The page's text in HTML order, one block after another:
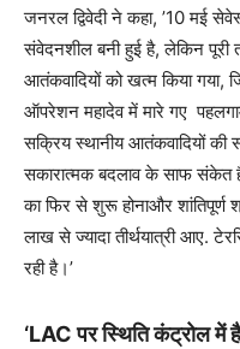
जनरल द्विवेदी ने कहा, ’10 मई
संवेदनशील बनी हुई है, लेकिन
आतंकवादियों को खत्म किया
ऑपरेशन महादेव में मारे गए
सक्रिय स्थानीय आतंकवादियों
सकारात्मक बदलाव के साफ संकेत
का फिर से शुरू होनाऔर शांतिपूर्ण
लाख से ज्यादा तीर्थयात्री आए.
रही है।’
‘LAC पर स्थिति कंट्रोल में